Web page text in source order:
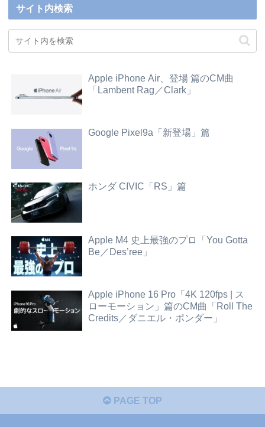
サイト内検索
Apple iPhone Air、登場 篇のCM曲
「Lambent Rag／Clark」
Google Pixel9a「新登場」篇
ホンダ CIVIC「RS」篇
Apple M4 史上最強のプロ「You Gotta
Be／Des’ree」
Apple iPhone 16 Pro「4K 120fps | ス
ローモーション」篇のCM曲「Roll The
Credits／ダニエル・ポンダー」
PAGE TOP